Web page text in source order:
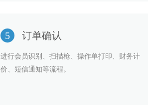
5 订单确认
进行会员识别、扫描枪、操作单打印、财务计
价、短信通知等流程。